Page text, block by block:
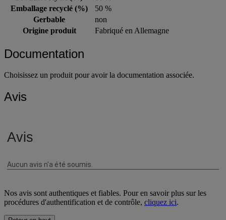
Produit recyclé (%)
80 %
Emballage recyclé (%)
50 %
Gerbable
non
Documentation
Avis
Nos avis sont authentiques et fiables. Pour en savoir plus sur les